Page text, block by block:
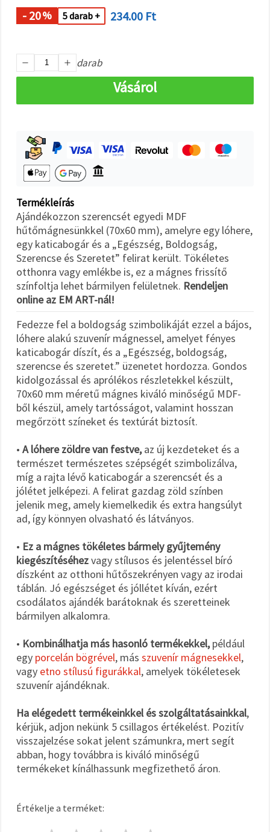
"Mentés"
Fogadja
- 20% 5 darab + 234.00 Ft
darab
Vásárol
Termékleírás
Ajándékozzon szerencsét egyedi MDF
hűtőmágnesünkkel (70x60 mm), amelyre egy lóhere,
egy katicabogár és a „Egészség, Boldogság,
Szerencse és Szeretet” felirat került. Tökéletes
otthonra vagy emlékbe is, ez a mágnes frissítő
színfoltja lehet bármilyen felületnek. Rendeljen
online az EM ART-nál!
Fedezze fel a boldogság szimbolikáját ezzel a bájos,
lóhere alakú szuvenír mágnessel, amelyet fényes
katicabogár díszít, és a „Egészség, boldogság,
szerencse és szeretet.” üzenetet hordozza. Gondos
kidolgozással és aprólékos részletekkel készült,
70x60 mm méretű mágnes kiváló minőségű MDF-
ből készül, amely tartósságot, valamint hosszan
megőrzött színeket és textúrát biztosít.
• A lóhere zöldre van festve,az új kezdeteket és a
természet természetes szépségét szimbolizálva,
míg a rajta lévő katicabogár a szerencsét és a
jólétet jelképezi. A felirat gazdag zöld színben
jelenik meg, amely kiemelkedik és extra hangsúlyt
ad, így könnyen olvasható és látványos.
• Ez a mágnes tökéletes bármely gyűjtemény
kiegészítéséhezvagy stílusos és jelentéssel bíró
díszként az otthoni hűtőszekrényen vagy az irodai
táblán. Jó egészséget és jóllétet kíván, ezért
csodálatos ajándék barátoknak és szeretteinek
bármilyen alkalomra.
• Kombinálhatja más hasonló termékekkel,például
egy porcelán bögrével, más szuvenír mágnesekkel,
vagy etno stílusú figurákkal, amelyek tökéletesek
szuvenír ajándéknak.
Ha elégedett termékeinkkel és szolgáltatásainkkal,
kérjük, adjon nekünk 5 csillagos értékelést. Pozitív
visszajelzése sokat jelent számunkra, mert segít
abban, hogy továbbra is kiváló minőségű
termékeket kínálhassunk megfizethető áron.
Értékelje a terméket: